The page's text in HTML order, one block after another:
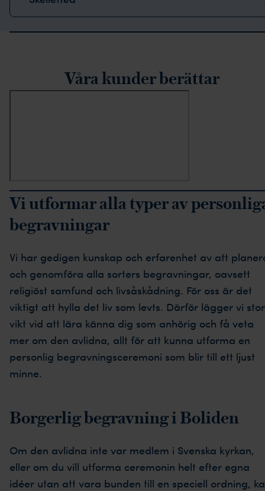
recensioner
Våra kunder berättar
Vi utformar alla typer av
begravningar
Vi har gedigen kunskap och erfarenhet av att
och genomföra alla sorters begravningar, oavsett
religiöst samfund och livsåskådning. För oss är det
viktigt att hylla det liv som levts. Därför lägger vi stor
vikt vid att lära känna dig som anhörig och få veta
mer om den avlidna, allt för att kunna utforma en
personlig begravningsceremoni som blir till ett ljust
minne.
Borgerlig begravning i Boliden
Om den avlidna inte var medlem i Svenska kyrkan,
eller om du vill utforma ceremonin helt efter egna
idéer utan att vara bunden till en speciell ordning,